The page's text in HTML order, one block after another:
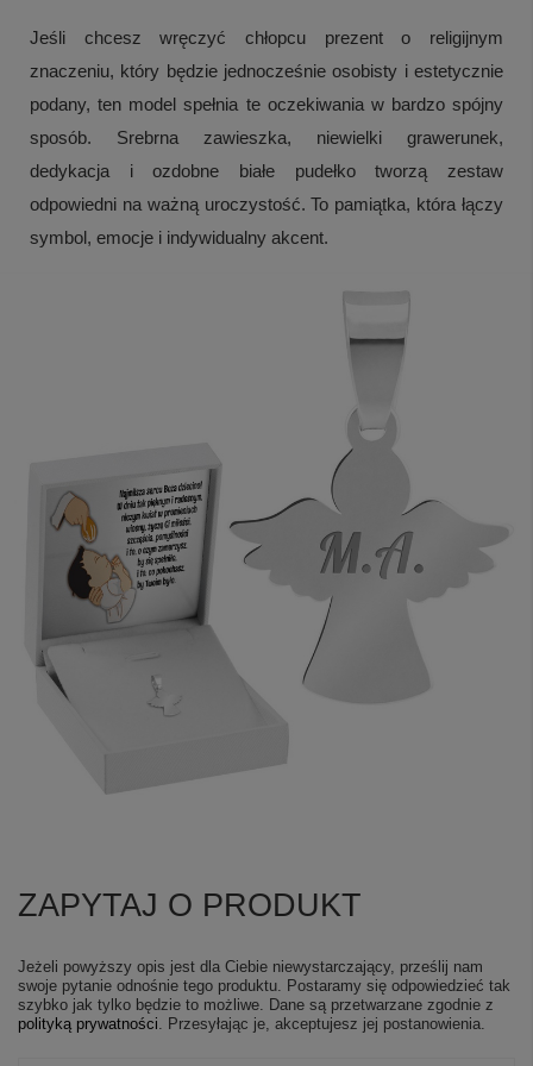
Jeśli chcesz wręczyć chłopcu prezent o religijnym
znaczeniu, który będzie jednocześnie osobisty i estetycznie
podany, ten model spełnia te oczekiwania w bardzo spójny
sposób. Srebrna zawieszka, niewielki grawerunek,
dedykacja i ozdobne białe pudełko tworzą zestaw
odpowiedni na ważną uroczystość. To pamiątka, która łączy
symbol, emocje i indywidualny akcent.
ZAPYTAJ O PRODUKT
Jeżeli powyższy opis jest dla Ciebie niewystarczający, prześlij nam
swoje pytanie odnośnie tego produktu. Postaramy się odpowiedzieć tak
szybko jak tylko będzie to możliwe. Dane są przetwarzane zgodnie z
polityką prywatności . Przesyłając je, akceptujesz jej postanowienia.